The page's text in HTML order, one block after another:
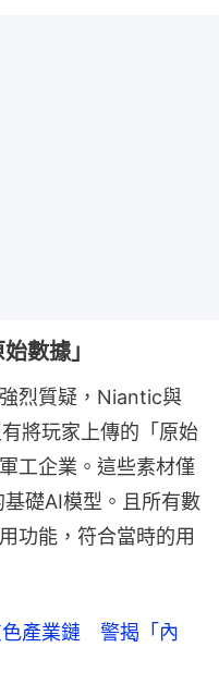
數據」
烈質疑，Niantic與
將玩家上傳的「原始
工企業。這些素材僅
礎AI模型。且所有數
功能，符合當時的用
色產業鏈 警揭「內